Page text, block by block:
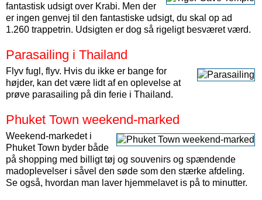
fantastisk udsigt over Krabi. Men der
er ingen genvej til den fantastiske udsigt, du skal op ad
1.260 trappetrin. Udsigten er dog så rigeligt besværet værd.
Parasailing i Thailand
Flyv fugl, flyv. Hvis du ikke er bange for
højder, kan det være lidt af en oplevelse at
prøve parasailing på din ferie i Thailand.
Phuket Town weekend-marked
Weekend-markedet i
Phuket Town byder både
på shopping med billigt tøj og souvenirs og spændende
madoplevelser i såvel den søde som den stærke afdeling.
Se også, hvordan man laver hjemmelavet is på to minutter.